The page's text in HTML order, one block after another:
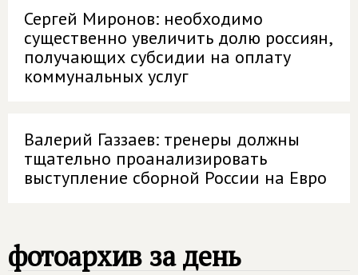
Сергей Миронов: необходимо
существенно увеличить долю россиян,
получающих субсидии на оплату
коммунальных услуг
Валерий Газзаев: тренеры должны
тщательно проанализировать
выступление сборной России на Евро
фотоархив за день